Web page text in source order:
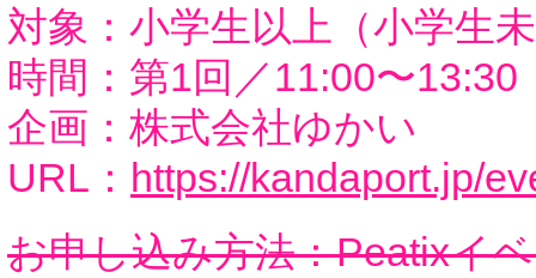
対象：小学生以上（小学生
時間：第1回／11:00〜
企画：株式会社ゆかい
URL： https://kandaport.jp/
お申し込み方法：Peatixイ